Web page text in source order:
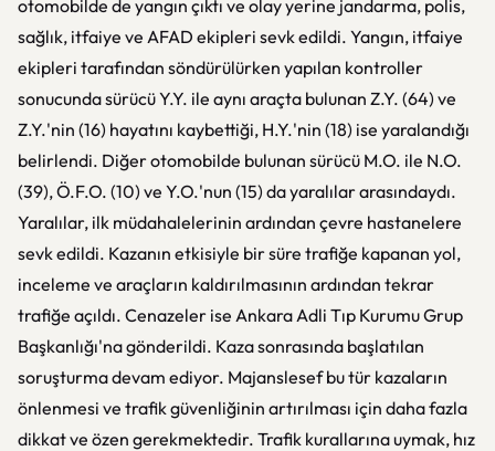
otomobilde de yangın çıktı ve olay yerine jandarma, polis,
sağlık, itfaiye ve AFAD ekipleri sevk edildi. Yangın, itfaiye
ekipleri tarafından söndürülürken yapılan kontroller
sonucunda sürücü Y.Y. ile aynı araçta bulunan Z.Y. (64) ve
Z.Y.'nin (16) hayatını kaybettiği, H.Y.'nin (18) ise yaralandığı
belirlendi. Diğer otomobilde bulunan sürücü M.O. ile N.O.
(39), Ö.F.O. (10) ve Y.O.'nun (15) da yaralılar arasındaydı.
Yaralılar, ilk müdahalelerinin ardından çevre hastanelere
sevk edildi. Kazanın etkisiyle bir süre trafiğe kapanan yol,
inceleme ve araçların kaldırılmasının ardından tekrar
trafiğe açıldı. Cenazeler ise Ankara Adli Tıp Kurumu Grup
Başkanlığı'na gönderildi. Kaza sonrasında başlatılan
soruşturma devam ediyor. Majanslesef bu tür kazaların
önlenmesi ve trafik güvenliğinin artırılması için daha fazla
dikkat ve özen gerekmektedir. Trafik kurallarına uymak, hız